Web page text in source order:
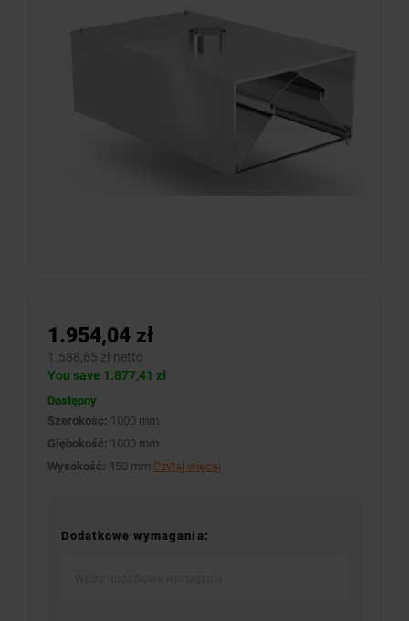
1.954,04 zł
1.588,65 zł netto
You save 1.877,41 zł
Dostępny
Szerokość: 1000 mm
Głębokość: 1000 mm
Wysokość: 450 mm Czytaj więcej
Dodatkowe wymagania: